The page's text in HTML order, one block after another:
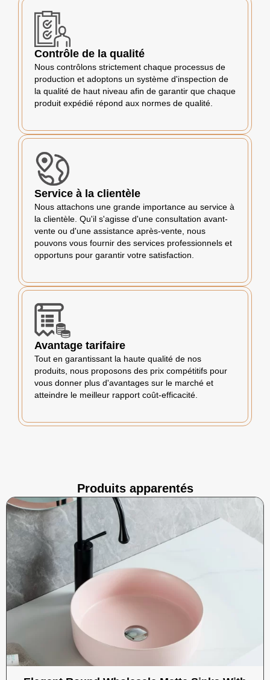
Contrôle de la qualité
Nous contrôlons strictement chaque processus de
production et adoptons un système d'inspection de
la qualité de haut niveau afin de garantir que chaque
produit expédié répond aux normes de qualité.
Service à la clientèle
Nous attachons une grande importance au service à
la clientèle. Qu'il s'agisse d'une consultation avant-
vente ou d'une assistance après-vente, nous
pouvons vous fournir des services professionnels et
opportuns pour garantir votre satisfaction.
Avantage tarifaire
Tout en garantissant la haute qualité de nos
produits, nous proposons des prix compétitifs pour
vous donner plus d'avantages sur le marché et
atteindre le meilleur rapport coût-efficacité.
Produits apparentés